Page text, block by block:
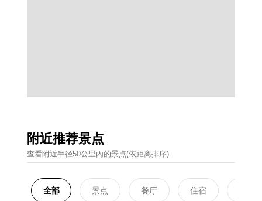
附近推荐景点
查看附近半径50公里內的景点(依距离排序)
全部 景点 餐厅 住宿